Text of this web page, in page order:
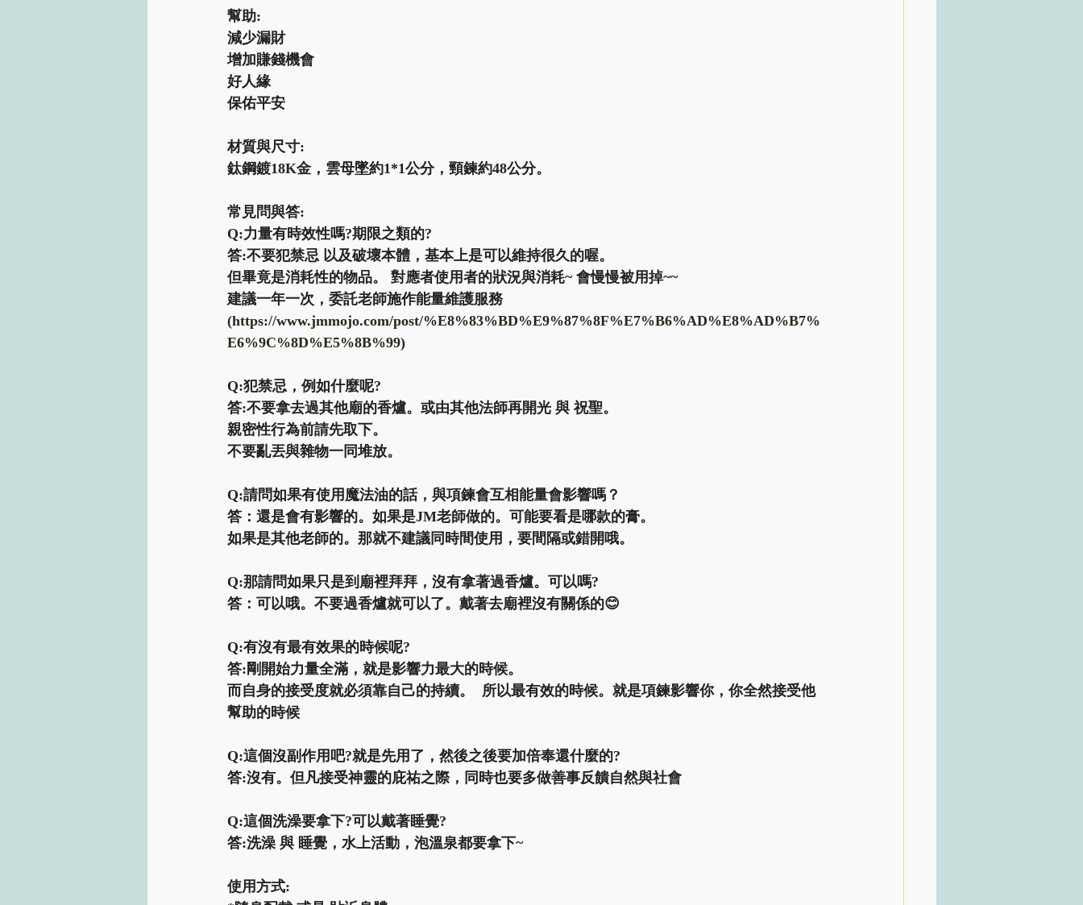
幫助:
減少漏財
增加賺錢機會
好人緣
保佑平安
材質與尺寸:
鈦鋼鍍18K金，雲母墜約1*1公分，頸鍊約48公分。
常見問與答:
Q:力量有時效性嗎?期限之類的?
答:不要犯禁忌 以及破壞本體，基本上是可以維持很久的喔。
但畢竟是消耗性的物品。 對應者使用者的狀況與消耗~ 會慢慢被用掉~~
建議一年一次，委託老師施作能量維護服務
(https://www.jmmojo.com/post/%E8%83%BD%E9%87%8F%E7%B6%AD%E8%AD%B7%
E6%9C%8D%E5%8B%99)
Q:犯禁忌，例如什麼呢?
答:不要拿去過其他廟的香爐。或由其他法師再開光 與 祝聖。
親密性行為前請先取下。
不要亂丟與雜物一同堆放。
Q:請問如果有使用魔法油的話，與項鍊會互相能量會影響嗎？
答：還是會有影響的。如果是JM老師做的。可能要看是哪款的膏。
如果是其他老師的。那就不建議同時間使用，要間隔或錯開哦。
Q:那請問如果只是到廟裡拜拜，沒有拿著過香爐。可以嗎?
答：可以哦。不要過香爐就可以了。戴著去廟裡沒有關係的😊
Q:有沒有最有效果的時候呢?
答:剛開始力量全滿，就是影響力最大的時候。
而自身的接受度就必須靠自己的持續。  所以最有效的時候。就是項鍊影響你，你全然接受他
幫助的時候
Q:這個沒副作用吧?就是先用了，然後之後要加倍奉還什麼的?
答:沒有。但凡接受神靈的庇祐之際，同時也要多做善事反饋自然與社會
Q:這個洗澡要拿下?可以戴著睡覺?
答:洗澡 與 睡覺，水上活動，泡溫泉都要拿下~
使用方式: